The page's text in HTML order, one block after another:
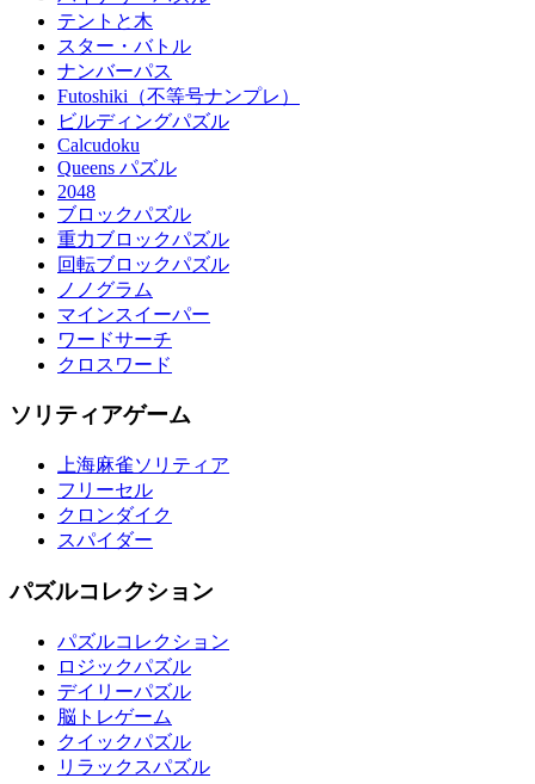
テントと木
スター・バトル
ナンバーパス
Futoshiki（不等号ナンプレ）
ビルディングパズル
Calcudoku
Queens パズル
2048
ブロックパズル
重力ブロックパズル
回転ブロックパズル
ノノグラム
マインスイーパー
ワードサーチ
クロスワード
ソリティアゲーム
上海麻雀ソリティア
フリーセル
クロンダイク
スパイダー
パズルコレクション
パズルコレクション
ロジックパズル
デイリーパズル
脳トレゲーム
クイックパズル
リラックスパズル